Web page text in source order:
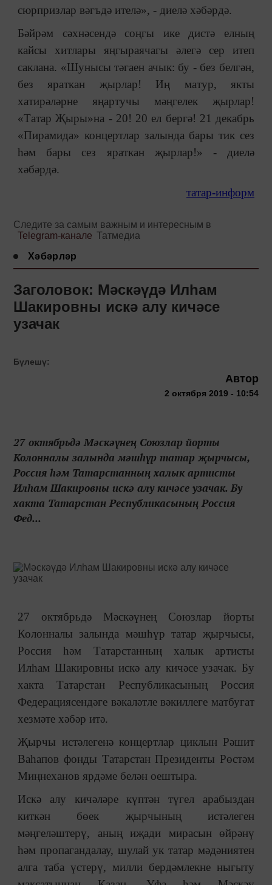
сюрпризлар вәгъдә ителә», - диелә хәбәрдә.
Бәйрәм сәхнәсендә соңгы ике дистә елның
кайсы хитлары яңгыраячагы әлегә сер итеп
саклана. «Шунысы тәгаен ачык: бу - без белгән,
без яраткан җырлар! Иң матур, якты
хатирәләрне яңартучы мәңгелек җырлар!
«Татар Җыры»на - 20! 20 ел бергә! 21 декабрь
«Пирамида» концертлар залында бары тик сез
һәм бары сез яраткан җырлар!» - диелә
хәбәрдә.
татар-информ
Следите за самым важным и интересным в
Telegram-канале Татмедиа
Хәбәрләр
Заголовок: Мәскәүдә Илһам
Шакировны искә алу кичәсе
узачак
Бүлешү:
Автор
2 октября 2019 - 10:54
27 октябрьдә Мәскәүнең Союзлар йорты
Колонналы залында мәшһүр татар җырчысы,
Россия һәм Татарстанның халык артисты
Илһам Шакировны искә алу кичәсе узачак. Бу
хакта Татарстан Республикасының Россия
Фед...
27 октябрьдә Мәскәүнең Союзлар йорты
Колонналы залында мәшһүр татар җырчысы,
Россия һәм Татарстанның халык артисты
Илһам Шакировны искә алу кичәсе узачак. Бу
хакта Татарстан Республикасының Россия
Федерациясендәге вәкаләтле вәкиллеге матбугат
хезмәте хәбәр итә.
Җырчы истәлегенә концертлар циклын Рәшит
Ваһапов фонды Татарстан Президенты Рөстәм
Миңнеханов ярдәме белән оештыра.
Искә алу кичәләре күптән түгел арабыздан
киткән бөек җырчының истәлеген
мәңгеләштерү, аның иҗади мирасын өйрәнү
һәм пропагандалау, шулай ук татар мәдәниятен
алга таба үстерү, милли бердәмлекне ныгыту